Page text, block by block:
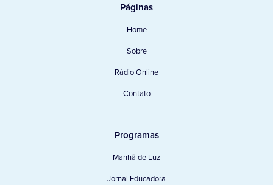
Páginas
Home
Sobre
Rádio Online
Contato
Programas
Manhã de Luz
Jornal Educadora